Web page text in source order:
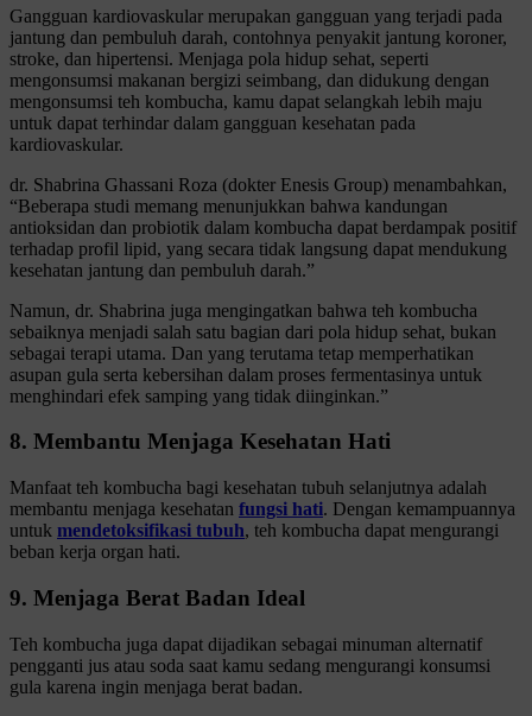
Gangguan kardiovaskular merupakan gangguan yang terjadi pada
jantung dan pembuluh darah, contohnya penyakit jantung koroner,
stroke, dan hipertensi. Menjaga pola hidup sehat, seperti
mengonsumsi makanan bergizi seimbang, dan didukung dengan
mengonsumsi teh kombucha, kamu dapat selangkah lebih maju
untuk dapat terhindar dalam gangguan kesehatan pada
kardiovaskular.
dr. Shabrina Ghassani Roza (dokter Enesis Group) menambahkan,
“Beberapa studi memang menunjukkan bahwa kandungan
antioksidan dan probiotik dalam kombucha dapat berdampak positif
terhadap profil lipid, yang secara tidak langsung dapat mendukung
kesehatan jantung dan pembuluh darah.”
Namun, dr. Shabrina juga mengingatkan bahwa teh kombucha
sebaiknya menjadi salah satu bagian dari pola hidup sehat, bukan
sebagai terapi utama. Dan yang terutama tetap memperhatikan
asupan gula serta kebersihan dalam proses fermentasinya untuk
menghindari efek samping yang tidak diinginkan.”
8. Membantu Menjaga Kesehatan Hati
Manfaat teh kombucha bagi kesehatan tubuh selanjutnya adalah
membantu menjaga kesehatan fungsi hati. Dengan kemampuannya
untuk mendetoksifikasi tubuh, teh kombucha dapat mengurangi
beban kerja organ hati.
9. Menjaga Berat Badan Ideal
Teh kombucha juga dapat dijadikan sebagai minuman alternatif
pengganti jus atau soda saat kamu sedang mengurangi konsumsi
gula karena ingin menjaga berat badan.